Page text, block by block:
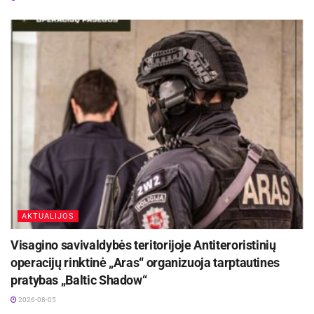
dienų nuo prašymo gavimo dienos.
Jeigu tyrimo metu nustatytas nitritų ir nitratų
kiekis viršys leistinas normas, NVSC
nedelsdamas, bet ne vėliau kaip kitą darbo dieną,
informuos apie tai pareiškėją. Ne vėliau kaip per
dvi darbo dienas pareiškėjui bus pateikti
išsamūs tyrimo rezultatai bei informacija apie:
riziką žmonių sveikatai, susijusią su nitritais ir nitratais
užteršto geriamojo vandens vartojimu;
veiksmus, kurių pareiškėjas gali imtis apsaugodamas
sveikatą nuo neigiamo poveikio, susijusio su šachtinio
šulinio ar gręžinio geriamojo vandens vartojimu;
šachtinio šulinio ar gręžinio priežiūrą.
Geriamajame vandenyje leidžiama nitratų norma
AKTUALIJOS
Visagino savivaldybės teritorijoje Antiteroristinių
operacijų rinktinė „Aras“ organizuoja tarptautines
pratybas „Baltic Shadow“
2026-08-05